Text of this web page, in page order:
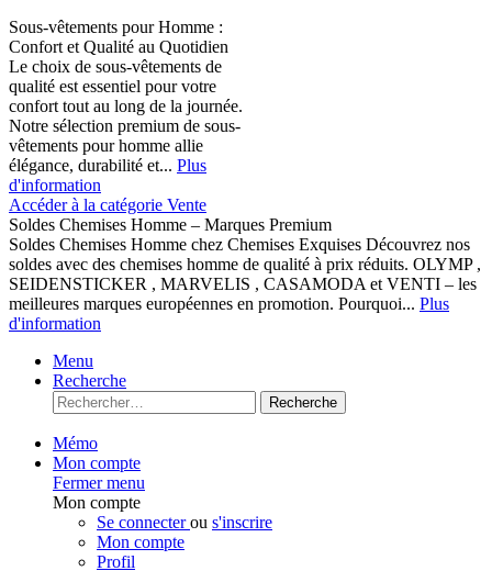
Sous-vêtements pour Homme :
Confort et Qualité au Quotidien
Le choix de sous-vêtements de
qualité est essentiel pour votre
confort tout au long de la journée.
Notre sélection premium de sous-
vêtements pour homme allie
élégance, durabilité et... Plus
d'information
Accéder à la catégorie Vente
Soldes Chemises Homme – Marques Premium
Soldes Chemises Homme chez Chemises Exquises Découvrez nos
soldes avec des chemises homme de qualité à prix réduits. OLYMP ,
SEIDENSTICKER , MARVELIS , CASAMODA et VENTI – les
meilleures marques européennes en promotion. Pourquoi... Plus
d'information
Menu
Recherche
Recherche
Mémo
Mon compte
Fermer menu
Mon compte
Se connecterou s'inscrire
Mon compte
Profil